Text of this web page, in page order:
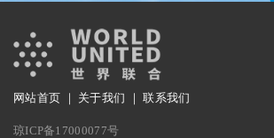
网站首页 ｜ 关于我们 ｜联系我们
琼ICP备17000077号